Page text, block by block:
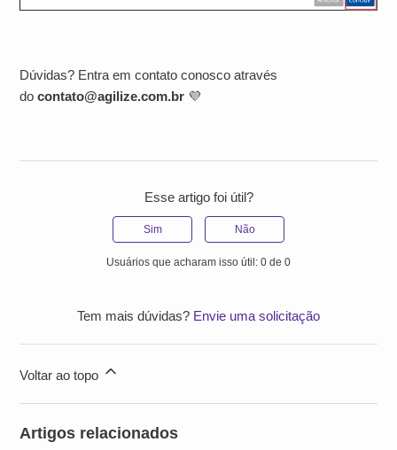
Dúvidas? Entra em contato conosco através
docontato@agilize.com.br 💜
Esse artigo foi útil?
Sim Não
Usuários que acharam isso útil: 0 de 0
Tem mais dúvidas? Envie uma solicitação
Voltar ao topo
Artigos relacionados